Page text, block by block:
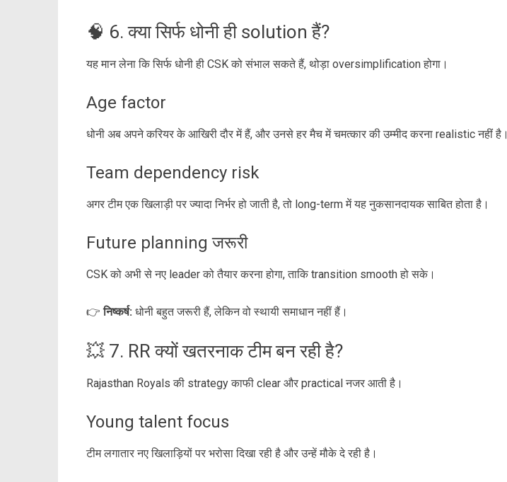
🧠 6. क्या सिर्फ धोनी ही solution हैं?
यह मान लेना कि सिर्फ धोनी ही CSK को संभाल सकते हैं, थोड़ा oversimplification होगा।
Age factor
धोनी अब अपने करियर के आखिरी दौर में हैं, और उनसे हर मैच में चमत्कार की उम्मीद करना realistic नहीं है।
Team dependency risk
अगर टीम एक खिलाड़ी पर ज्यादा निर्भर हो जाती है, तो long-term में यह नुकसानदायक साबित होता है।
Future planning जरूरी
CSK को अभी से नए leader को तैयार करना होगा, ताकि transition smooth हो सके।
👉निष्कर्ष: धोनी बहुत जरूरी हैं, लेकिन वो स्थायी समाधान नहीं हैं।
💥 7. RR क्यों खतरनाक टीम बन रही है?
Rajasthan Royals की strategy काफी clear और practical नजर आती है।
Young talent focus
टीम लगातार नए खिलाड़ियों पर भरोसा दिखा रही है और उन्हें मौके दे रही है।